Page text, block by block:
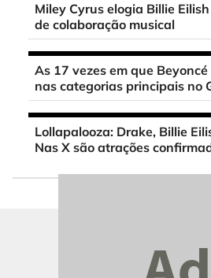
Miley Cyrus elogia Billie
de colaboração musical
As 17 vezes em que
nas categorias principais no
Lollapalooza: Drake, Billie
Nas X são atrações